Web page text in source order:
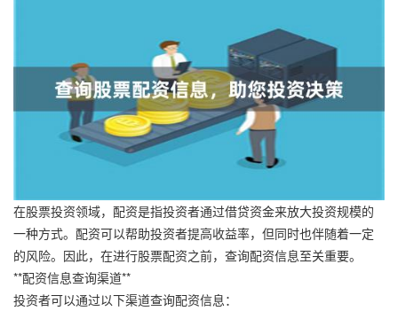
在股票投资领域，配资是指投资者通过借贷资金来放大投资规模的
一种方式。配资可以帮助投资者提高收益率，但同时也伴随着一定
的风险。因此，在进行股票配资之前，查询配资信息至关重要。
**配资信息查询渠道**
投资者可以通过以下渠道查询配资信息：